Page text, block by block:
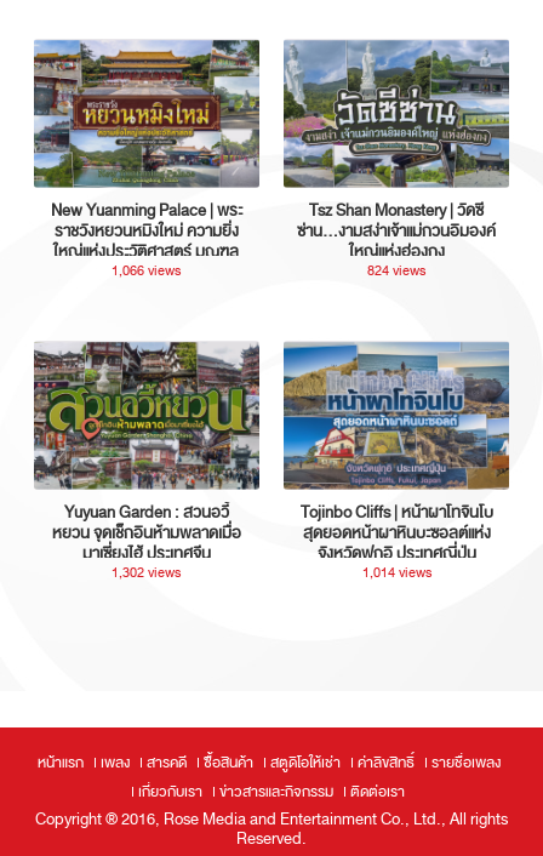
New Yuanming Palace | พระ
ราชวังหยวนหมิงใหม่ ความยิ่ง
ใหญ่แห่งประวัติศาสตร์ มณฑล
กวางตุ้ง ประเทศจีน
1,066 views
Tsz Shan Monastery | วัดซี
ซ่าน…งามสง่าเจ้าแม่กวนอิมองค์
ใหญ่แห่งฮ่องกง
824 views
Yuyuan Garden : สวนอวี้
หยวน จุดเช็กอินห้ามพลาดเมื่อ
มาเซี่ยงไฮ้ ประเทศจีน
1,302 views
Tojinbo Cliffs | หน้าผาโทจินโบ
สุดยอดหน้าผาหินบะซอลต์แห่ง
จังหวัดฟุกุอิ ประเทศญี่ปุ่น
1,014 views
หน้าแรก เพลง สารคดี ซื้อสินค้า สตูดิโอให้เช่า ค่าลิขสิทธิ์
รายชื่อเพลง
เกี่ยวกับเรา
ข่าวสารและกิจกรรม ติดต่อเรา
Copyright ® 2016, Rose Media and Entertainment Co., Ltd., All rights
Reserved.